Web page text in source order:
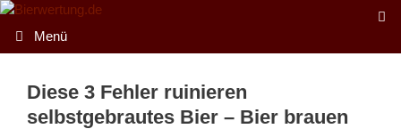
Zum
Inhalt
springen
Menü
Diese 3 Fehler ruinieren
selbstgebrautes Bier – Bier brauen